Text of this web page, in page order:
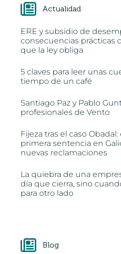
Actualidad
ERE y subsidio de
consecuencias prácticas
que la ley obliga
5 claves para leer unas
tiempo de un café
Santiago Paz y Pablo
profesionales de Vento
Fijeza tras el caso
primera sentencia en
nuevas reclamaciones
La quiebra de una
día que cierra, sino
para otro lado
Blog